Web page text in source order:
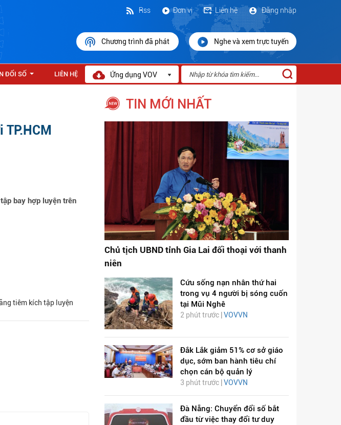
Đăng nhập
Liên hệ
Đơn vị
Rss
Chương trình đã phát Nghe và xem trực tuyến
ĐỔI SỐ LIÊN HỆ Ứng dụng VOV
bay hợp luyện trên
tiêm kích tập luyện
TIN MỚI NHẤT
Chủ tịch UBND tỉnh Gia Lai đối thoại với thanh
niên
Cứu sống nạn nhân thứ hai
trong vụ 4 người bị sóng cuốn
tại Mũi Nghê
2 phút trước | VOVVN
Đắk Lắk giảm 51% cơ sở giáo
dục, sớm ban hành tiêu chí
chọn cán bộ quản lý
3 phút trước | VOVVN
Đà Nẵng: Chuyển đổi số bắt
đầu từ việc thay đổi tư duy